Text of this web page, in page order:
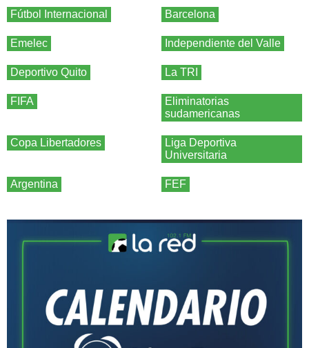
Fútbol Internacional Barcelona
Emelec Independiente del Valle
Deportivo Quito La TRI
FIFA
Eliminatorias
sudamericanas
Copa Libertadores
Liga Deportiva
Universitaria
Argentina FEF